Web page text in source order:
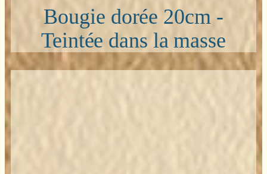
Bougie dorée 20cm -
Teintée dans la masse